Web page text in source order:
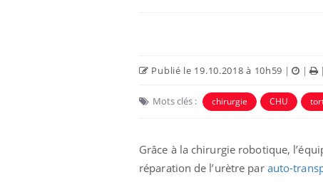
Publié le 19.10.2018 à 10h59 | |
Mots clés : chirurgie CHU
Grâce à la chirurgie robotique,
réparation de l’urètre par auto-